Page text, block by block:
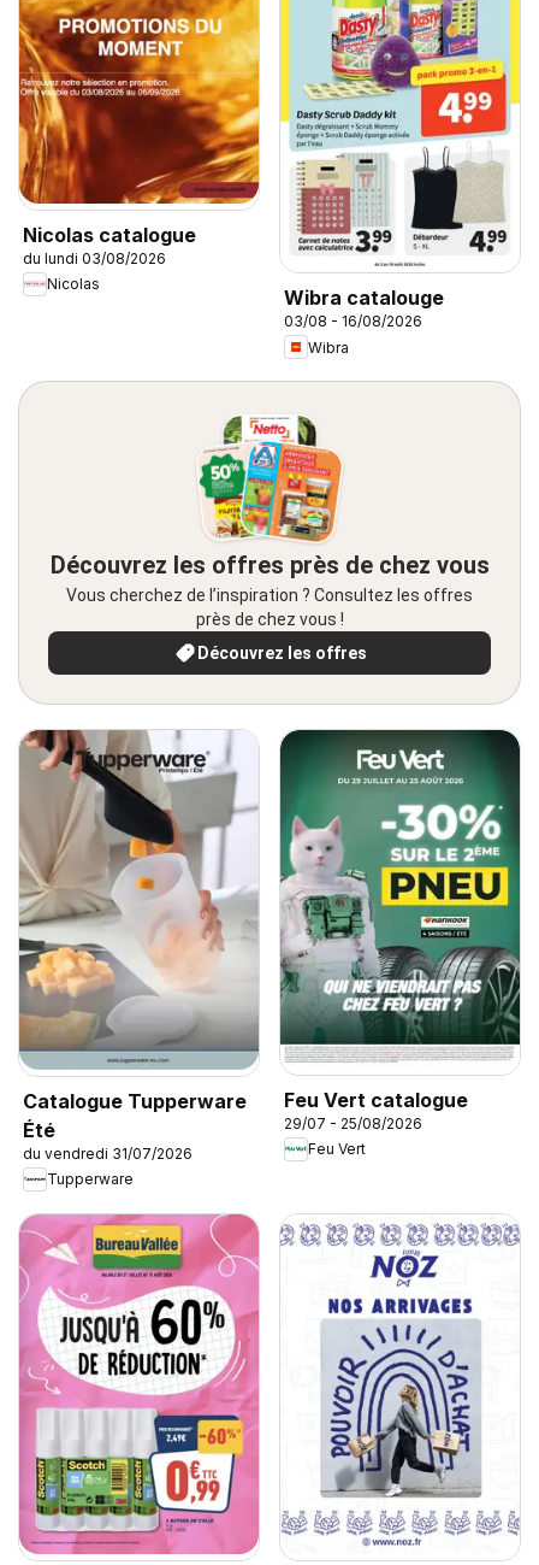
Nicolas catalogue
du lundi 03/08/2026
Nicolas
Wibra catalouge
03/08 - 16/08/2026
Wibra
Découvrez les offres près de chez vous
Vous cherchez de l’inspiration ? Consultez les offres
près de chez vous !
Découvrez les offres
Catalogue Tupperware
Été
du vendredi 31/07/2026
Tupperware
Feu Vert catalogue
29/07 - 25/08/2026
Feu Vert